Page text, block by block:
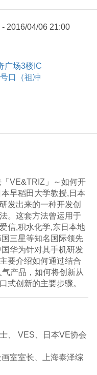
2016/04/06 21:00
广场3楼IC
口（祖冲
VE&TRIZ」～如何开
早稻田大学教授,日本
发出来的一种开发创
。这套方法曾运用于
信,积水化学,东日本地
三星等知名国际领先
华为针对其手机研发
要介绍如何通过结合
产品，如何将创新从
式创新的主要步骤。
、 VES、日本VE协会
室室长、上海泰泽综